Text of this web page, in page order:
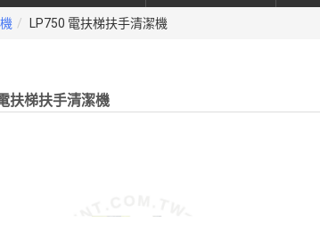
LP750 電扶梯扶手清潔機
扶梯扶手清潔機